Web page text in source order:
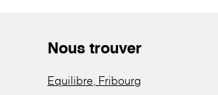
Nous trouver
Equilibre, Fribourg